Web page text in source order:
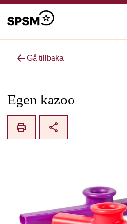
arrow_back Gå tillbaka
Egen kazoo
print share